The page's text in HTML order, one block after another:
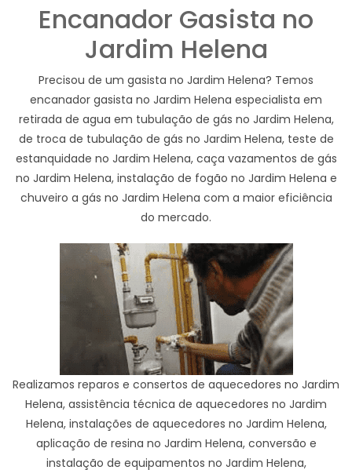
Encanador Gasista no
Jardim Helena
Precisou de um gasista no Jardim Helena? Temos
encanador gasista no Jardim Helena especialista em
retirada de agua em tubulação de gás no Jardim Helena,
de troca de tubulação de gás no Jardim Helena, teste de
estanquidade no Jardim Helena, caça vazamentos de gás
no Jardim Helena, instalação de fogão no Jardim Helena e
chuveiro a gás no Jardim Helena com a maior eficiência
do mercado.
Realizamos reparos e consertos de aquecedores no Jardim
Helena, assistência técnica de aquecedores no Jardim
Helena, instalações de aquecedores no Jardim Helena,
aplicação de resina no Jardim Helena, conversão e
instalação de equipamentos no Jardim Helena,